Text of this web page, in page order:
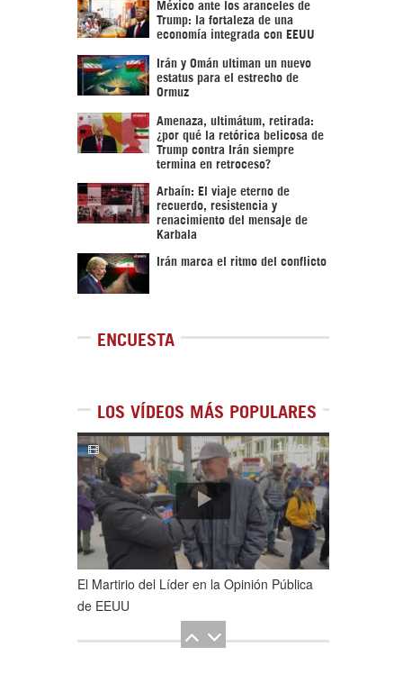
México ante los aranceles de
Trump: la fortaleza de una
economía integrada con EEUU
Irán y Omán ultiman un nuevo
estatus para el estrecho de
Ormuz
Amenaza, ultimátum, retirada:
¿por qué la retórica belicosa de
Trump contra Irán siempre
termina en retroceso?
Arbaín: El viaje eterno de
recuerdo, resistencia y
renacimiento del mensaje de
Karbala
Irán marca el ritmo del conflicto
ENCUESTA
LOS VÍDEOS MÁS POPULARES
1de5
El Martirio del Líder en la Opinión Pública
de EEUU